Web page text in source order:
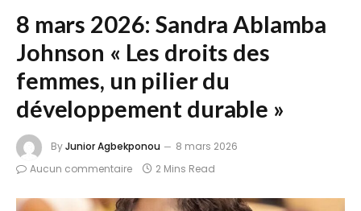
8 mars 2026: Sandra Ablamba
Johnson « Les droits des
femmes, un pilier du
développement durable »
ByJunior Agbekponou
8 mars 2026
Aucun commentaire
2 Mins Read